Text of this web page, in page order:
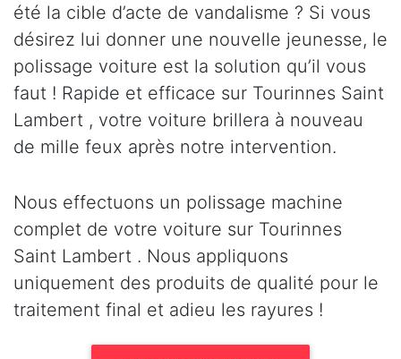
été la cible d’acte de vandalisme ? Si vous
désirez lui donner une nouvelle jeunesse, le
polissage voiture est la solution qu’il vous
faut ! Rapide et efficace sur Tourinnes Saint
Lambert , votre voiture brillera à nouveau
de mille feux après notre intervention.
Nous effectuons un polissage machine
complet de votre voiture sur Tourinnes
Saint Lambert . Nous appliquons
uniquement des produits de qualité pour le
traitement final et adieu les rayures !